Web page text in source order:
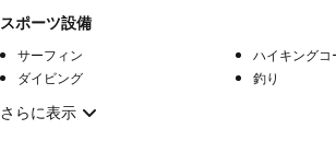
スポーツ設備
サーフィン
ハイキングコ
ダイビング
釣り
さらに表示